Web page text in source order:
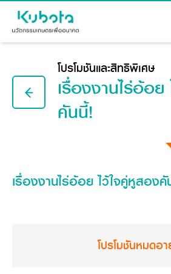
แทรกเตอร์
อุปกรณ์ต่อพ่วงแทรกเตอร์
ชุดอุปกรณ์เสริมรถดำนา
สาระความรู้
เครื่องจักรกลการเกษตร
โปรโมชันและสิทธิพิเศษ
เรื่องงานไร่อ้อ
คันนี้!
เรื่องงานไร่อ้อย ไว้ใจคู่หูสองคั
โปรโมชันหมดอ